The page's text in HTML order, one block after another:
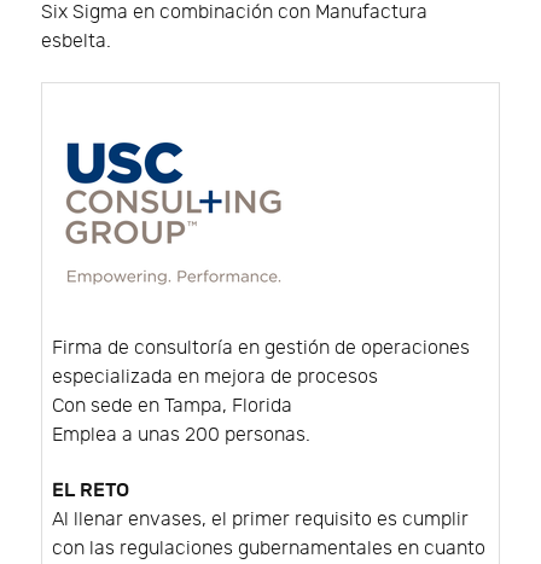
Six Sigma en combinación con Manufactura
esbelta.
Firma de consultoría en gestión de operaciones
especializada en mejora de procesos
Con sede en Tampa, Florida
Emplea a unas 200 personas.
EL RETO
Al llenar envases, el primer requisito es cumplir
con las regulaciones gubernamentales en cuanto